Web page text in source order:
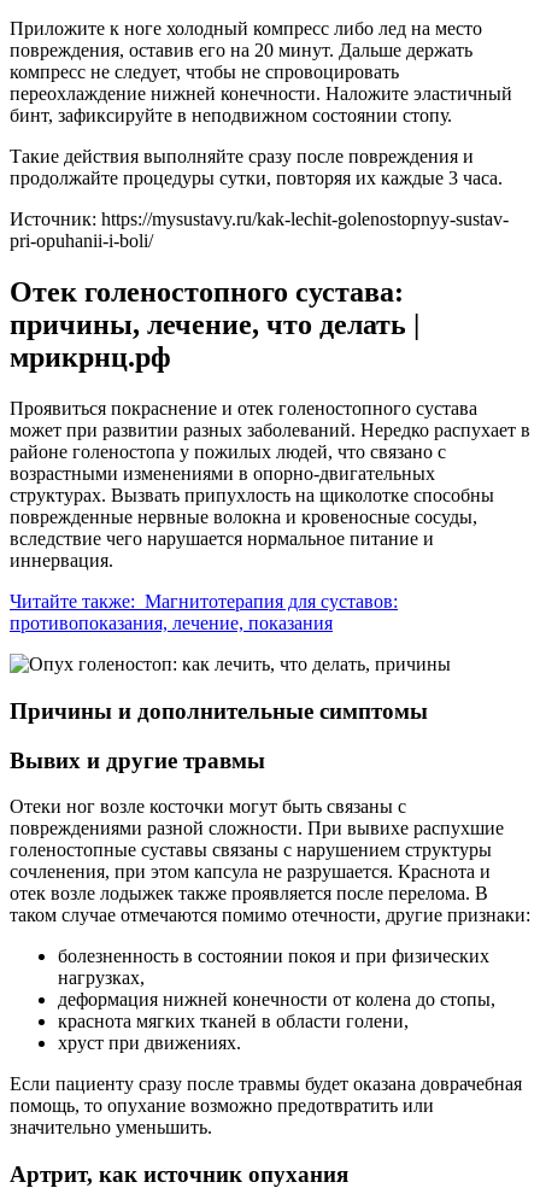
Приложите к ноге холодный компресс либо лед на место
повреждения, оставив его на 20 минут. Дальше держать
компресс не следует, чтобы не спровоцировать
переохлаждение нижней конечности. Наложите эластичный
бинт, зафиксируйте в неподвижном состоянии стопу.
Такие действия выполняйте сразу после повреждения и
продолжайте процедуры сутки, повторяя их каждые 3 часа.
Источник: https://mysustavy.ru/kak-lechit-golenostopnyy-sustav-
pri-opuhanii-i-boli/
Отек голеностопного сустава:
причины, лечение, что делать |
мрикрнц.рф
Проявиться покраснение и отек голеностопного сустава
может при развитии разных заболеваний. Нередко распухает в
районе голеностопа у пожилых людей, что связано с
возрастными изменениями в опорно-двигательных
структурах. Вызвать припухлость на щиколотке способны
поврежденные нервные волокна и кровеносные сосуды,
вследствие чего нарушается нормальное питание и
иннервация.
Читайте также: Магнитотерапия для суставов:
противопоказания, лечение, показания
Причины и дополнительные симптомы
Вывих и другие травмы
Отеки ног возле косточки могут быть связаны с
повреждениями разной сложности. При вывихе распухшие
голеностопные суставы связаны с нарушением структуры
сочленения, при этом капсула не разрушается. Краснота и
отек возле лодыжек также проявляется после перелома. В
таком случае отмечаются помимо отечности, другие признаки:
болезненность в состоянии покоя и при физических
нагрузках,
деформация нижней конечности от колена до стопы,
краснота мягких тканей в области голени,
хруст при движениях.
Если пациенту сразу после травмы будет оказана доврачебная
помощь, то опухание возможно предотвратить или
значительно уменьшить.
Артрит, как источник опухания